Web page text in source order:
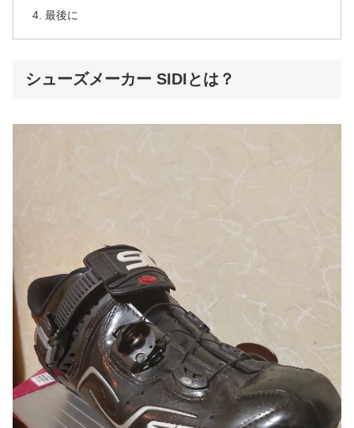
最後に
シューズメーカー SIDIとは？